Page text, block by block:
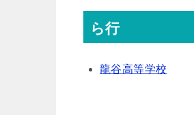
ら行
龍谷高等学校